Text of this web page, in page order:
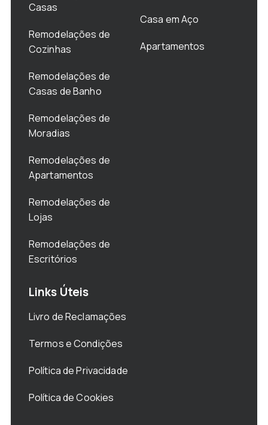
Casas
Remodelações de
Cozinhas
Remodelações de
Casas de Banho
Remodelações de
Moradias
Remodelações de
Apartamentos
Remodelações de
Lojas
Remodelações de
Escritórios
Casa em Aço
Apartamentos
Links Úteis
Livro de Reclamações
Termos e Condições
Política de Privacidade
Política de Cookies